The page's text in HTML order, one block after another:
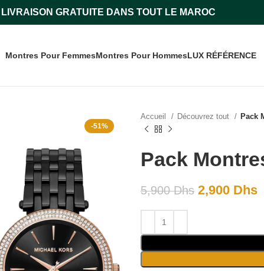
LIVRAISON GRATUITE DANS TOUT LE MAROC
Montres Pour FemmesMontres Pour HommesLUX RÉFÉRENCE
-51%
Accueil Découvrez tout Pack
Pack
5,900Dhs 2,900 Dhs